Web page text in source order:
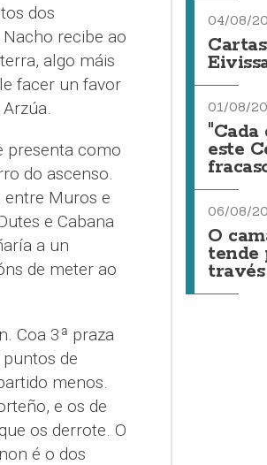
dos
recibe ao
algo máis
facer un favor
presenta como
do ascenso.
entre Muros e
e Cabana
a un
de meter ao
Coa 3ª praza
puntos de
menos.
e os de
os derrote. O
é o dos
04/08/
01/08/
este
06/08/
O
tende